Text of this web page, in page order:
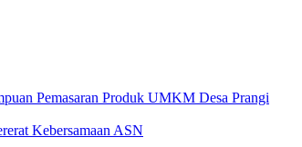
Pemasaran Produk UMKM Desa Prangi
Kebersamaan ASN